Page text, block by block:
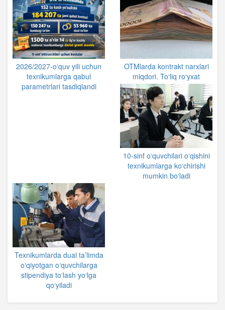
2026/2027-oʻquv yili uchun
texnikumlarga qabul
parametrlari tasdiqlandi
OTMlarda kontrakt narxlari
miqdori. To‘liq ro‘yxat
10-sinf o‘quvchilari o‘qishini
texnikumlarga ko‘chirishi
mumkin bo‘ladi
Texnikumlarda dual ta’limda
o‘qiyotgan o‘quvchilarga
stipendiya to‘lash yo‘lga
qo‘yiladi